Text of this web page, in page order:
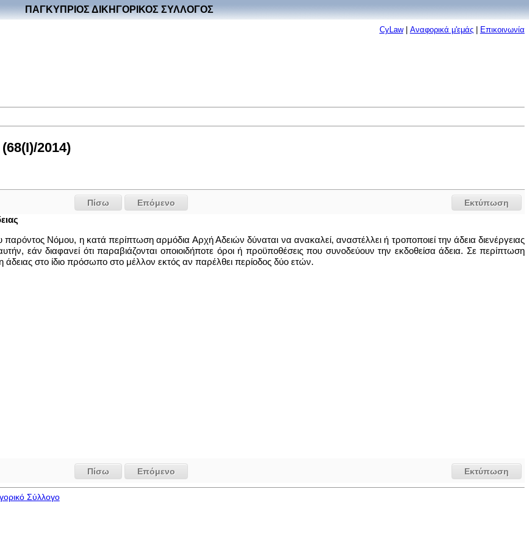
ΠΑΓΚΥΠΡΙΟΣ ΔΙΚΗΓΟΡΙΚΟΣ ΣΥΛΛΟΓΟΣ
CyLaw| Αναφορικά μ'εμάς| Επικοινωνία
2014)
Εκτύπωση
Πίσω
Επόμενο
Νόμου, η κατά περίπτωση αρμόδια Αρχή Αδειών δύναται να ανακαλεί, αναστέλλει ή τροποποιεί την άδεια διενέργειας
εάν διαφανεί ότι παραβιάζονται οποιοιδήποτε όροι ή προϋποθέσεις που συνοδεύουν την εκδοθείσα άδεια. Σε περίπτωση
στο ίδιο πρόσωπο στο μέλλον εκτός αν παρέλθει περίοδος δύο ετών.
Εκτύπωση
Πίσω Επόμενο
Σύλλογο